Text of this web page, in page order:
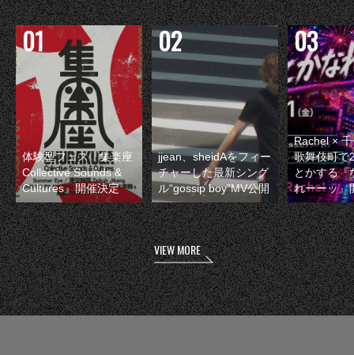
体験型フェス『集楽座
Collective Sounds &
Cultures』開催決定
jjean、sheidAをフィー
チャーした最新シング
ル“gossip boy”MV公開
Rachel ×
歌舞伎町で
とかする『
れーーッ』
VIEW MORE